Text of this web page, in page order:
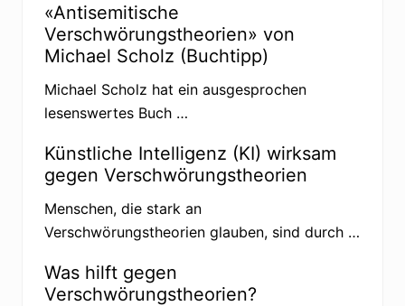
«Antisemitische
Verschwörungstheorien» von
Michael Scholz (Buchtipp)
Michael Scholz hat ein ausgesprochen
lesenswertes Buch …
Künstliche Intelligenz (KI) wirksam
gegen Verschwörungstheorien
Menschen, die stark an
Verschwörungstheorien glauben, sind durch …
Was hilft gegen
Verschwörungstheorien?